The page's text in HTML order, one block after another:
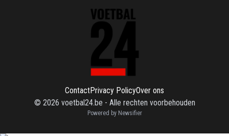
ContactPrivacy PolicyOver ons
© 2026 voetbal24.be - Alle rechten voorbehouden
Powered by Newsifier